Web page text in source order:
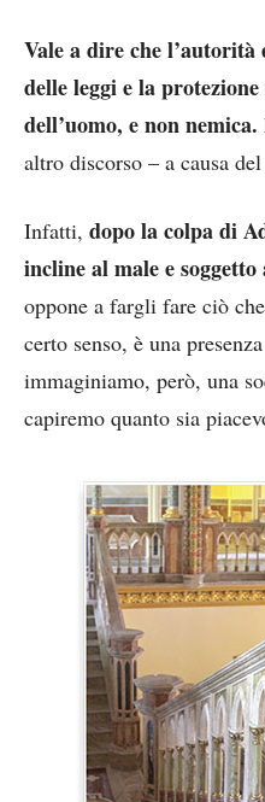
Vale a dire che l’autorità
delle leggi e la
dell’uomo, e non nemica.
altro discorso – a causa
Infatti, dopo la colpa di
incline al male e
oppone a fargli fare ciò
certo senso, è una
immaginiamo, però, una
capiremo quanto sia